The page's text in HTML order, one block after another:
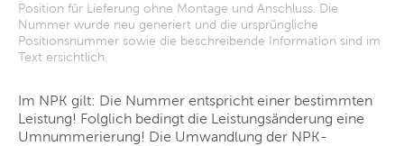
Position für Lieferung ohne Montage und Anschluss. Die
Nummer wurde neu generiert und die ursprüngliche
Positionsnummer sowie die beschreibende Information sind im
Text ersichtlich.
Im NPK gilt: Die Nummer entspricht einer bestimmten
Leistung! Folglich bedingt die Leistungsänderung eine
Umnummerierung! Die Umwandlung der NPK-